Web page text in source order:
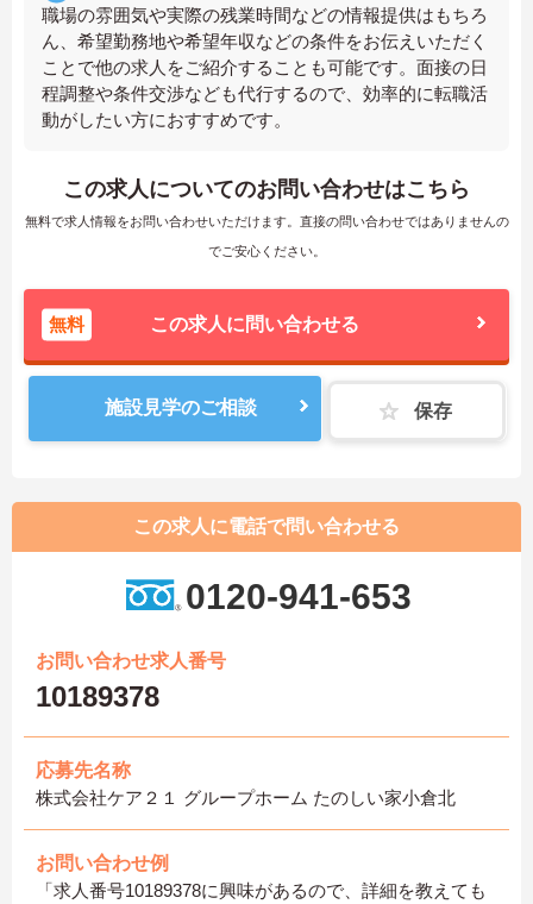
職場の雰囲気や実際の残業時間などの情報提供はもちろ
ん、希望勤務地や希望年収などの条件をお伝えいただく
ことで他の求人をご紹介することも可能です。面接の日
程調整や条件交渉なども代行するので、効率的に転職活
動がしたい方におすすめです。
この求人についてのお問い合わせはこちら
無料で求人情報をお問い合わせいただけます。直接の問い合わせではありませんの
でご安心ください。
無料 この求人に問い合わせる
施設見学のご相談 保存
この求人に電話で問い合わせる
0120-941-653
お問い合わせ求人番号
10189378
応募先名称
株式会社ケア２１ グループホーム たのしい家小倉北
お問い合わせ例
「求人番号10189378に興味があるので、詳細を教えても